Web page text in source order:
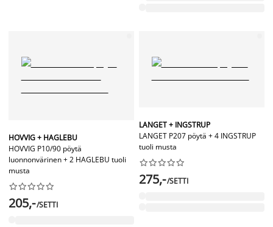
HOVVIG + HAGLEBU
HOVVIG P10/90 pöytä
luonnonvärinen + 2 HAGLEBU tuoli
musta






205,-/SETTI
LANGET + INGSTRUP
LANGET P207 pöytä + 4 INGSTRUP
tuoli musta






275,-/SETTI